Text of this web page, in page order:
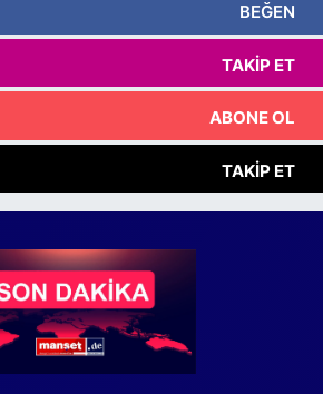
BEĞEN
TAKIP ET
ABONE OL
TAKIP ET